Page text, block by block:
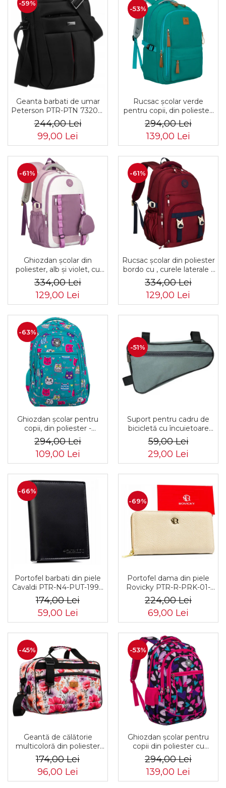
-59%
Geanta barbati de umar
Peterson PTR-PTN 73202-
7738 BL
244,00 Lei
99,00 Lei
-53%
Rucsac școlar verde
pentru copii, din poliester,
cu bretele reglabile -
Peterson PTR-PTN BHX-
01-9259 Gree
294,00 Lei
139,00 Lei
-61%
Ghiozdan școlar din
poliester, alb și violet, cu
bretele reglabile -
Peterson PTR-PTN 8603-
1303 PURPLE
334,00 Lei
129,00 Lei
-61%
Rucsac școlar din poliester
bordo cu , curele laterale -
Peterson PTR-PTN 8594-
1402 BORDO
334,00 Lei
129,00 Lei
-63%
Ghiozdan școlar pentru
copii, din poliester -
Peterson PTR-PTN
BIEDRONKA G28
294,00 Lei
109,00 Lei
-51%
Suport pentru cadru de
bicicletă cu încuietoare
PTR-AR-S-101
59,00 Lei
29,00 Lei
-66%
Portofel barbati din piele
Cavaldi PTR-N4-PUT-1994
BL
174,00 Lei
59,00 Lei
-69%
Portofel dama din piele
Rovicky PTR-R-PRK-01-
F19-2757 BE
224,00 Lei
69,00 Lei
-45%
Geantă de călătorie
multicoloră din poliester
rezistent cu port USB,
acoperită cu un model
vegetal - Rovicky PTR-R-
TL15608-8831 11
174,00 Lei
96,00 Lei
-53%
Ghiozdan școlar pentru
copii din poliester cu
model în formă de inimă -
Peterson PTR-PTN
BIEDRONKA G54
294,00 Lei
139,00 Lei